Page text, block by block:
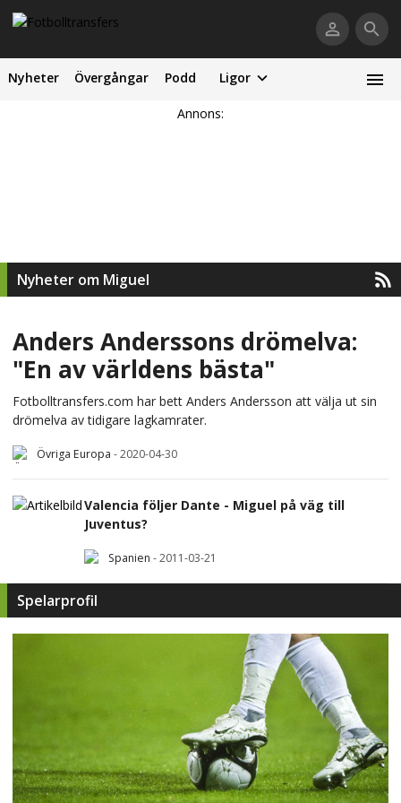
Nyheter Övergångar Podd Ligor
Annons:
Nyheter om Miguel
Anders Anderssons drömelva:
"En av världens bästa"
Fotbolltransfers.com har bett Anders Andersson att välja ut sin
drömelva av tidigare lagkamrater.
Övriga Europa -2020-04-30
Valencia följer Dante - Miguel på väg till
Juventus?
Spanien -2011-03-21
Spelarprofil